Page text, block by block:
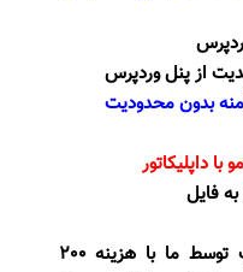
بدون محدودیت
داپلیکاتور
فایل
امکان درخواست نصب دموی قالب توسط ما با هزینه 200